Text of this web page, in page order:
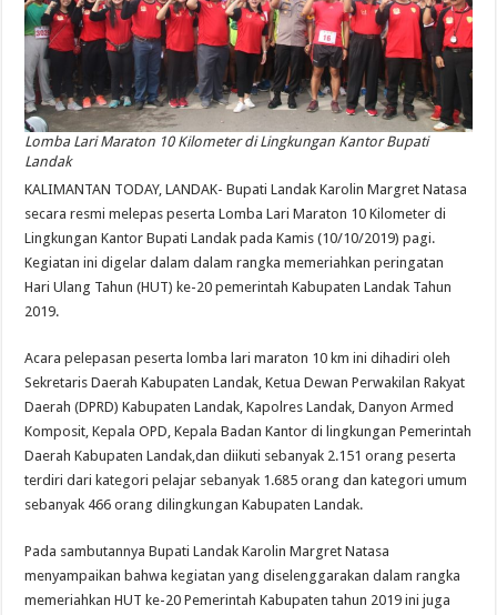
Lomba Lari Maraton 10 Kilometer di Lingkungan Kantor Bupati
Landak
KALIMANTAN TODAY, LANDAK- Bupati Landak Karolin Margret Natasa
secara resmi melepas peserta Lomba Lari Maraton 10 Kilometer di
Lingkungan Kantor Bupati Landak pada Kamis (10/10/2019) pagi.
Kegiatan ini digelar dalam dalam rangka memeriahkan peringatan
Hari Ulang Tahun (HUT) ke-20 pemerintah Kabupaten Landak Tahun
2019.
Acara pelepasan peserta lomba lari maraton 10 km ini dihadiri oleh
Sekretaris Daerah Kabupaten Landak, Ketua Dewan Perwakilan Rakyat
Daerah (DPRD) Kabupaten Landak, Kapolres Landak, Danyon Armed
Komposit, Kepala OPD, Kepala Badan Kantor di lingkungan Pemerintah
Daerah Kabupaten Landak,dan diikuti sebanyak 2.151 orang peserta
terdiri dari kategori pelajar sebanyak 1.685 orang dan kategori umum
sebanyak 466 orang dilingkungan Kabupaten Landak.
Pada sambutannya Bupati Landak Karolin Margret Natasa
menyampaikan bahwa kegiatan yang diselenggarakan dalam rangka
memeriahkan HUT ke-20 Pemerintah Kabupaten tahun 2019 ini juga